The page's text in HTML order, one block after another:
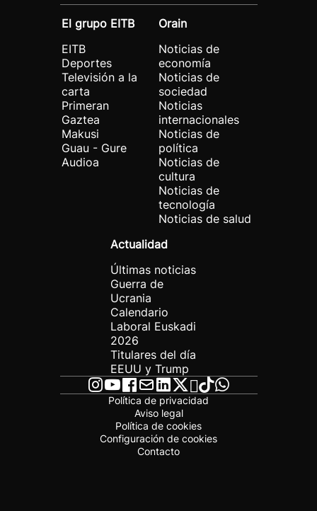
El grupo EITB
EITB
Deportes
Televisión a la
carta
Primeran
Gaztea
Makusi
Guau - Gure
Audioa
Orain
Noticias de
economía
Noticias de
sociedad
Noticias
internacionales
Noticias de
política
Noticias de
cultura
Noticias de
tecnología
Noticias de salud
Actualidad
Últimas noticias
Guerra de
Ucrania
Calendario
Laboral Euskadi
2026
Titulares del día
EEUU y Trump
Política de privacidad
Aviso legal
Política de cookies
Configuración de cookies
Contacto